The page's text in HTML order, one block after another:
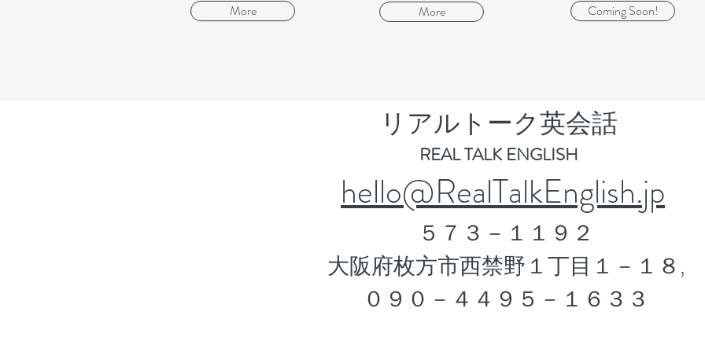
More More Coming Soon!
​リアルトーク英会話
REAL TALK ENGLISH
hello@RealTalkEnglish.jp
５７３－１１９２
大阪府枚方市西禁野１丁目１－１８,
​０９０－４４９５－１６３３